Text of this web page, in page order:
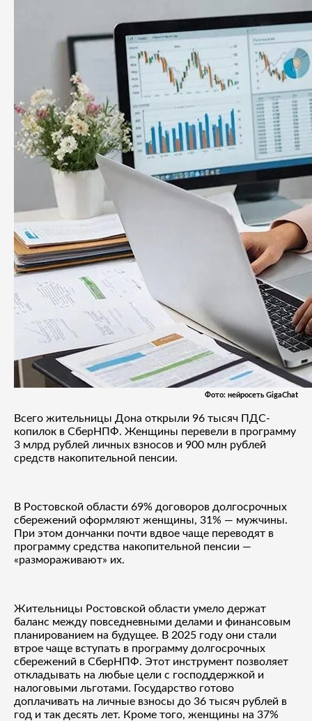
Фото: нейросеть GigaChat
Всего жительницы Дона открыли 96 тысяч ПДС-
копилок в СберНПФ. Женщины перевели в программу
3 млрд рублей личных взносов и 900 млн рублей
средств накопительной пенсии.
В Ростовской области 69% договоров долгосрочных
сбережений оформляют женщины, 31% — мужчины.
При этом дончанки почти вдвое чаще переводят в
программу средства накопительной пенсии —
«размораживают» их.
Жительницы Ростовской области умело держат
баланс между повседневными делами и финансовым
планированием на будущее. В 2025 году они стали
втрое чаще вступать в программу долгосрочных
сбережений в СберНПФ. Этот инструмент позволяет
откладывать на любые цели с господдержкой и
налоговыми льготами. Государство готово
доплачивать на личные взносы до 36 тысяч рублей в
год и так десять лет. Кроме того, женщины на 37%